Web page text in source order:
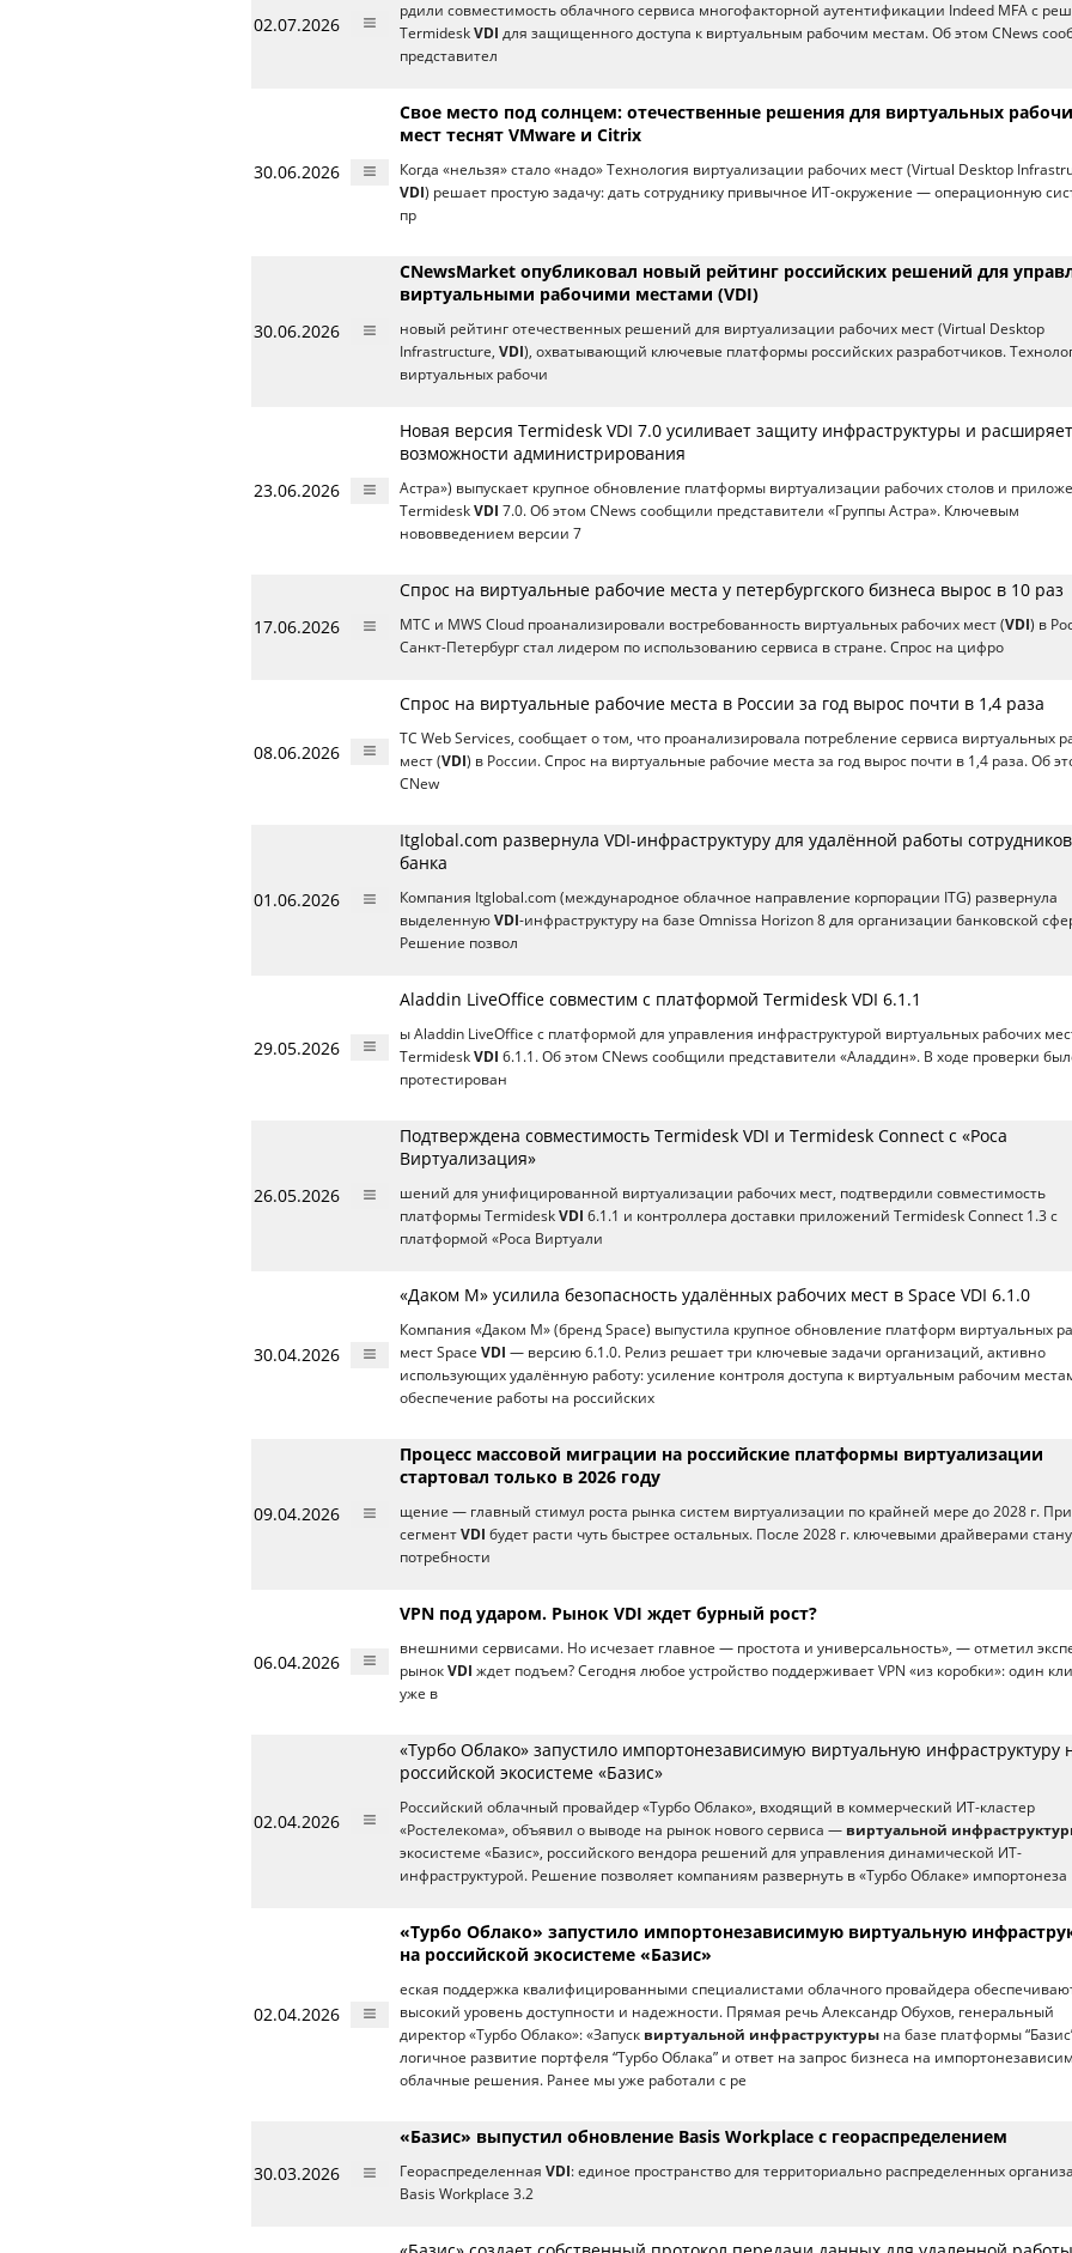
02.07.2026
рдили совместимость облачного сервиса многофакторной аутентификации Indeed MFA с
Termidesk VDI для защищенного доступа к виртуальным рабочим местам. Об этом CNews
представител
30.06.2026
Свое место под солнцем: отечественные решения для виртуальных
мест теснят VMware и Citrix
Когда «нельзя» стало «надо» Технология виртуализации рабочих мест (Virtual Desktop
VDI) решает простую задачу: дать сотруднику привычное ИТ-окружение — операционную
пр
30.06.2026
CNewsMarket опубликовал новый рейтинг российских решений для
виртуальными рабочими местами (VDI)
новый рейтинг отечественных решений для виртуализации рабочих мест (Virtual Desktop
Infrastructure, VDI), охватывающий ключевые платформы российских разработчиков.
виртуальных рабочи
23.06.2026
Новая версия Termidesk VDI 7.0 усиливает защиту инфраструктуры и расширяет
возможности администрирования
Астра») выпускает крупное обновление платформы виртуализации рабочих столов и
Termidesk VDI 7.0. Об этом CNews сообщили представители «Группы Астра». Ключевым
нововведением версии 7
17.06.2026
Спрос на виртуальные рабочие места у петербургского бизнеса вырос в 10 раз
МТС и MWS Сloud проанализировали востребованность виртуальных рабочих мест (VDI) в
Санкт-Петербург стал лидером по использованию сервиса в стране. Спрос на цифро
08.06.2026
Спрос на виртуальные рабочие места в России за год вырос почти в 1,4 раза
ТС Web Services, сообщает о том, что проанализировала потребление сервиса виртуальных
мест (VDI) в России. Спрос на виртуальные рабочие места за год вырос почти в 1,4 раза. Об
CNew
01.06.2026
Itglobal.com развернула VDI-инфраструктуру для удалённой работы сотрудников
банка
Компания Itglobal.com (международное облачное направление корпорации ITG) развернула
выделенную VDI-инфраструктуру на базе Omnissa Horizon 8 для организации банковской
Решение позвол
29.05.2026
Aladdin LiveOffice совместим с платформой Termidesk VDI 6.1.1
ы Aladdin LiveOffice с платформой для управления инфраструктурой виртуальных рабочих
Termidesk VDI 6.1.1. Об этом CNews сообщили представители «Аладдин». В ходе проверки
протестирован
26.05.2026
Подтверждена совместимость Termidesk VDI и Termidesk Connect с «Роса
Виртуализация»
шений для унифицированной виртуализации рабочих мест, подтвердили совместимость
платформы Termidesk VDI 6.1.1 и контроллера доставки приложений Termidesk Connect 1.3 с
платформой «Роса Виртуали
30.04.2026
«Даком М» усилила безопасность удалённых рабочих мест в Space VDI 6.1.0
Компания «Даком М» (бренд Space) выпустила крупное обновление платформ виртуальных
мест Space VDI — версию 6.1.0. Релиз решает три ключевые задачи организаций, активно
использующих удалённую работу: усиление контроля доступа к виртуальным рабочим
обеспечение работы на российских
09.04.2026
Процесс массовой миграции на российские платформы виртуализации
стартовал только в 2026 году
щение — главный стимул роста рынка систем виртуализации по крайней мере до 2028 г.
сегмент VDI будет расти чуть быстрее остальных. После 2028 г. ключевыми драйверами
потребности
06.04.2026
VPN под ударом. Рынок VDI ждет бурный рост?
внешними сервисами. Но исчезает главное — простота и универсальность», — отметил
рынок VDI ждет подъем? Сегодня любое устройство поддерживает VPN «из коробки»: один
уже в
02.04.2026
«Турбо Облако» запустило импортонезависимую виртуальную инфраструктуру
российской экосистеме «Базис»
Российский облачный провайдер «Турбо Облако», входящий в коммерческий ИТ-кластер
«Ростелекома», объявил о выводе на рынок нового сервиса — виртуальной
экосистеме «Базис», российского вендора решений для управления динамической ИТ-
инфраструктурой. Решение позволяет компаниям развернуть в «Турбо Облаке» импортонеза
02.04.2026
«Турбо Облако» запустило импортонезависимую виртуальную
на российской экосистеме «Базис»
еская поддержка квалифицированными специалистами облачного провайдера
высокий уровень доступности и надежности. Прямая речь Александр Обухов, генеральный
директор «Турбо Облако»: «Запуск виртуальной инфраструктуры на базе платформы
логичное развитие портфеля “Турбо Облака” и ответ на запрос бизнеса на
облачные решения. Ранее мы уже работали с ре
30.03.2026
«Базис» выпустил обновление Basis Workplace с геораспределением
Геораспределенная VDI: единое пространство для территориально распределенных
Basis Workplace 3.2